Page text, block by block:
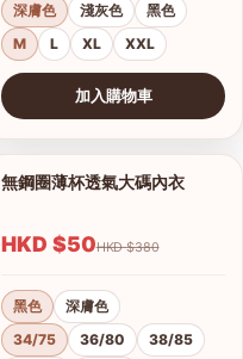
深膚色 淺灰色
黑色
M
L XL XXL
加入購物車
查看圖片
無鋼圈薄杯透氣大碼內衣
HKD $50 HKD $380
黑色
深膚色
34/75
36/80
38/85